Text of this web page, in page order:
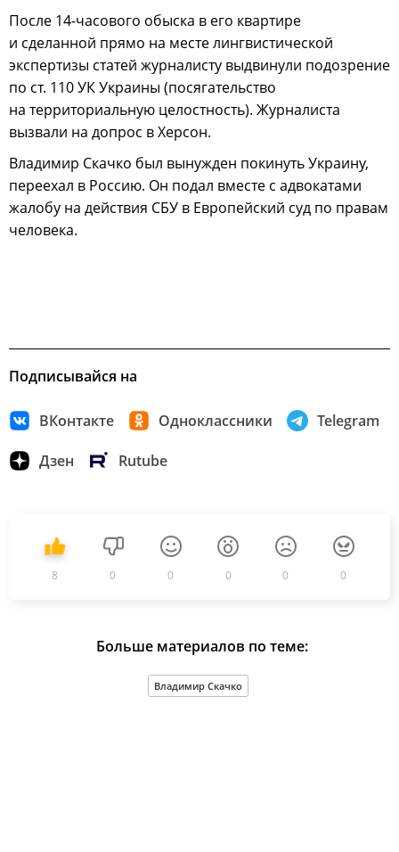
После 14-часового обыска в его квартире
и сделанной прямо на месте лингвистической
экспертизы статей журналисту выдвинули подозрение
по ст. 110 УК Украины (посягательство
на территориальную целостность). Журналиста
вызвали на допрос в Херсон.
Владимир Скачко был вынужден покинуть Украину,
переехал в Россию. Он подал вместе с адвокатами
жалобу на действия СБУ в Европейский суд по правам
человека.
Подписывайся на
ВКонтакте Одноклассники Telegram
Дзен Rutube
8 0 0 0 0 0
Больше материалов по теме:
Владимир Скачко